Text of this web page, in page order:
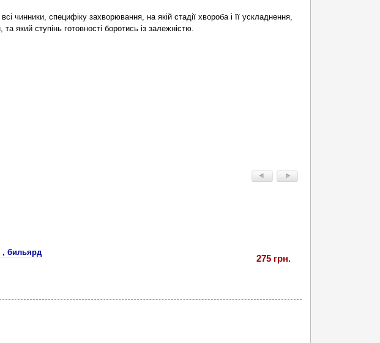
чинники, специфіку захворювання, на якій стадії хвороба і її ускладнення,
який ступінь готовності боротись із залежністю.
, бильярд
275 грн.